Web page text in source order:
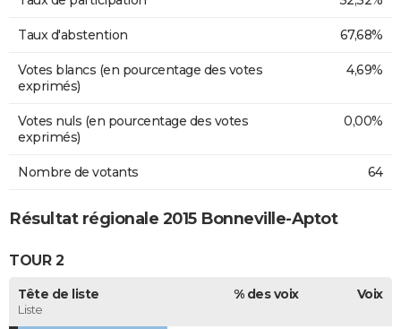
Taux d'abstention 67,68%
Votes blancs (en pourcentage des votes
exprimés)
4,69%
Votes nuls (en pourcentage des votes
exprimés)
0,00%
Nombre de votants 64
Résultat régionale 2015 Bonneville-Aptot
TOUR 2
Tête de liste
Liste
% des voix Voix